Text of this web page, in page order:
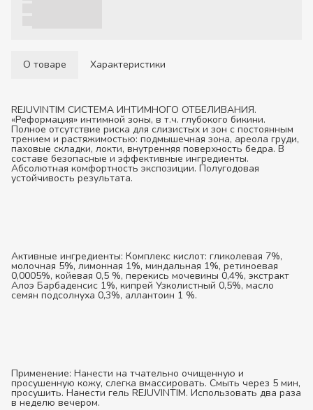
О товаре Характеристики
REJUVINTIM СИСТЕМА ИНТИМНОГО ОТБЕЛИВАНИЯ.
«Реформация» интимной зоны, в т.ч. глубокого бикини.
Полное отсутствие риска для слизистых и зон с постоянным
трением и растяжимостью: подмышечная зона, ареола груди,
паховые складки, локти, внутренняя поверхность бедра. В
составе безопасные и эффективные ингредиенты.
Абсолютная комфортность экспозиции. Полугодовая
устойчивость результата.
Активные ингредиенты: Комплекс кислот: гликолевая 7%,
молочная 5%, лимонная 1%, миндальная 1%, ретиноевая
0,0005%, койевая 0,5 %, перекись мочевины 0,4%, экстракт
Алоэ Барбаденсис 1%, кипрей Узколистный 0,5%, масло
семян подсолнуха 0,3%, аллантоин 1 %.
Применение: Нанести на тчательно очищенную и
просушенную кожу, слегка вмассировать. Смыть через 5 мин,
просушить. Нанести гель REJUVINTIM. Использовать два раза
в неделю вечером.